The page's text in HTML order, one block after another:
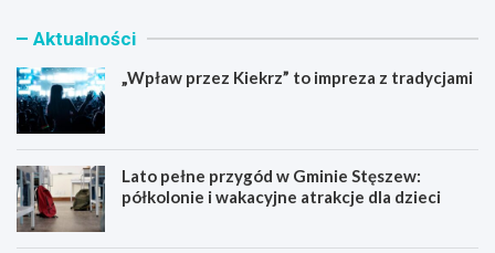
Aktualności
„Wpław przez Kiekrz” to impreza z tradycjami
Lato pełne przygód w Gminie Stęszew:
półkolonie i wakacyjne atrakcje dla dzieci